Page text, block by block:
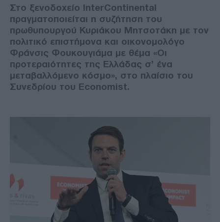
Στο ξενοδοχείο InterContinental
πραγματοποιείται η συζήτηση του
πρωθυπουργού Κυριάκου Μητσοτάκη με τον
πολιτικό επιστήμονα και οικονομολόγο
Φράνσις Φουκουγιάμα με θέμα «Οι
προτεραιότητες της Ελλάδας σ’ ένα
μεταβαλλόμενο κόσμο», στο πλαίσιο του
Συνεδρίου του Economist.